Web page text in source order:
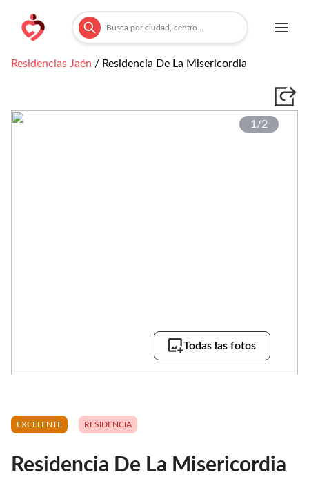
Residencias Jaén / Residencia De La Misericordia
1/2
Todas las fotos
EXCELENTE RESIDENCIA
Residencia De La Misericordia